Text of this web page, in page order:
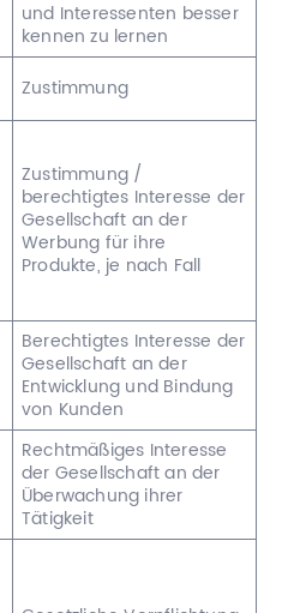
und Interessenten besser
kennen zu lernen
Zustimmung
Zustimmung /
berechtigtes Interesse der
Gesellschaft an der
Werbung für ihre
Produkte, je nach Fall
Berechtigtes Interesse der
Gesellschaft an der
Entwicklung und Bindung
von Kunden
Rechtmäßiges Interesse
der Gesellschaft an der
Überwachung ihrer
Tätigkeit